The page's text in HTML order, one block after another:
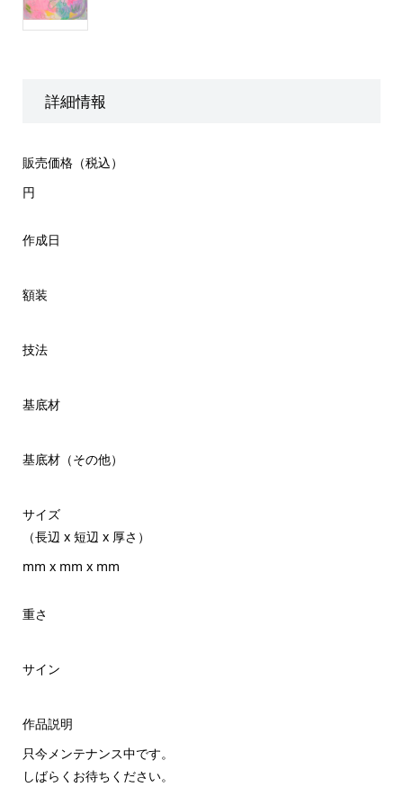
詳細情報
販売価格（税込）
円
作成日
額装
技法
基底材
基底材（その他）
サイズ
（長辺 x 短辺 x 厚さ）
mm x mm x mm
重さ
サイン
作品説明
只今メンテナンス中です。
しばらくお待ちください。